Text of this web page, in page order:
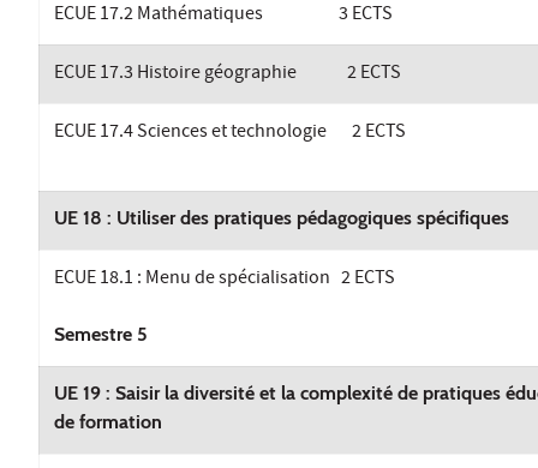
ECUE 17.2 Mathématiques 3 ECTS
ECUE 17.3 Histoire géographie 2 ECTS
ECUE 17.4 Sciences et technologie 2 ECTS
UE 18 : Utiliser des pratiques pédagogiques spécifiques
ECUE 18.1 : Menu de spécialisation 2 ECTS
Semestre 5
UE 19 : Saisir la diversité et la complexité de pratiques
de formation